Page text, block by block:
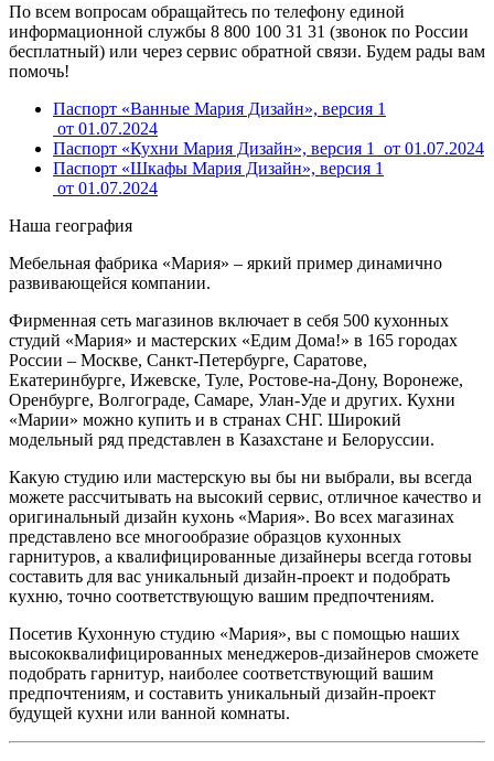
По всем вопросам обращайтесь по телефону единой
информационной службы 8 800 100 31 31 (звонок по России
бесплатный) или через сервис обратной связи. Будем рады вам
помочь!
Паспорт «Ванные Мария Дизайн», версия 1
от 01.07.2024
Паспорт «Кухни Мария Дизайн», версия 1 от 01.07.2024
Паспорт «Шкафы Мария Дизайн», версия 1
от 01.07.2024
Наша география
Мебельная фабрика «Мария» – яркий пример динамично
развивающейся компании.
Фирменная сеть магазинов включает в себя 500 кухонных
студий «Мария» и мастерских «Едим Дома!» в 165 городах
России – Москве, Санкт-Петербурге, Саратове,
Екатеринбурге, Ижевске, Туле, Ростове-на-Дону, Воронеже,
Оренбурге, Волгограде, Самаре, Улан-Уде и других. Кухни
«Марии» можно купить и в странах СНГ. Широкий
модельный ряд представлен в Казахстане и Белоруссии.
Какую студию или мастерскую вы бы ни выбрали, вы всегда
можете рассчитывать на высокий сервис, отличное качество и
оригинальный дизайн кухонь «Мария». Во всех магазинах
представлено все многообразие образцов кухонных
гарнитуров, а квалифицированные дизайнеры всегда готовы
составить для вас уникальный дизайн-проект и подобрать
кухню, точно соответствующую вашим предпочтениям.
Посетив Кухонную студию «Мария», вы с помощью наших
высококвалифицированных менеджеров-дизайнеров сможете
подобрать гарнитур, наиболее соответствующий вашим
предпочтениям, и составить уникальный дизайн-проект
будущей кухни или ванной комнаты.